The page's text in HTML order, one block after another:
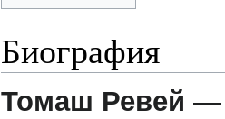
Биография
Томаш Ревей —